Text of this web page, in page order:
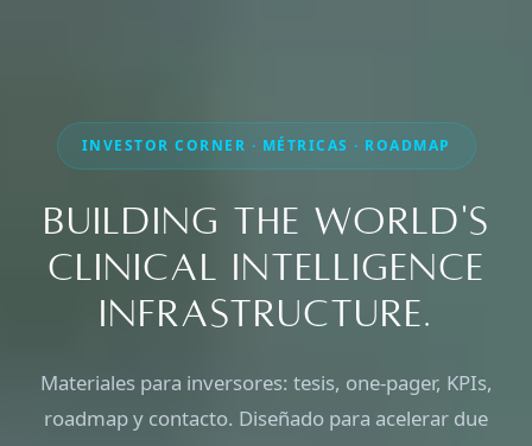
INVESTOR CORNER · MÉTRICAS · ROADMAP
BUILDING THE WORLD'S
CLINICAL INTELLIGENCE
INFRASTRUCTURE.
Materiales para inversores: tesis, one-pager, KPIs,
roadmap y contacto. Diseñado para acelerar due